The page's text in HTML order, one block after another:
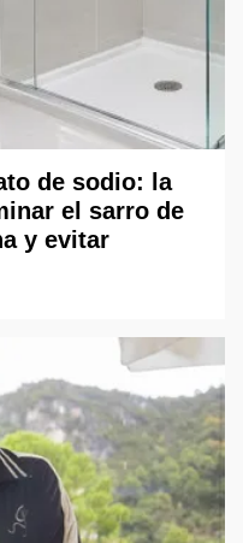
de sodio: la
el sarro de
y evitar